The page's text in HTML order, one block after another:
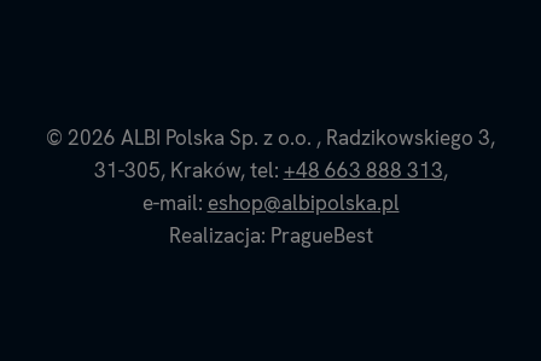
O nas - historia i filozofia Albi
Blog Albi
Strona Czytaj z Albikiem
© 2026 ALBI Polska Sp. z o.o. , Radzikowskiego 3,
31-305, Kraków,tel: +48 663 888 313,
e-mail: eshop@albipolska.pl
Realizacja: PragueBest